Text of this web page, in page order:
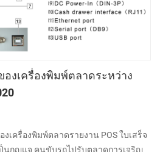
องเครื่องพิมพ์ตลาดระหว่าง
งเครื่องพิมพ์ตลาดรายงาน POS ใบเสร็จ
นกุญแจ คนขับรถไปรับตลาดการเจริญ